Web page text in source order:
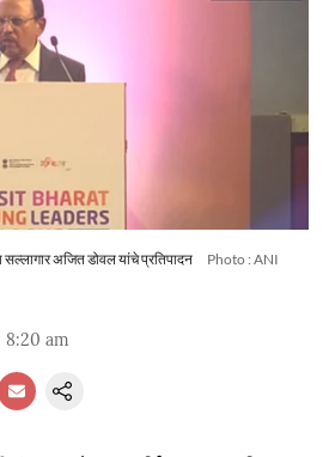
सल्लागार अजित डोवल यांचे प्रतिपादन Photo : ANI
8:20 am